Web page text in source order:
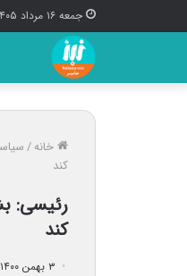
جمعه ۱۶ مرداد ۱۴۰۵
خانه/
کند
رئیسی:
کند
۳ بهمن ۱۴۰۰